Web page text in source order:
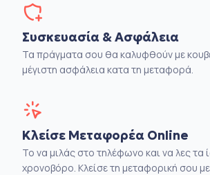
Συσκευασία & Ασφάλεια
Τα πράγματα σου θα καλυφθούν με
μέγιστη ασφάλεια κατα τη μεταφορά.
Κλείσε Μεταφορέα Online
Το να μιλάς στο τηλέφωνο και να λες τα
χρονοβόρο. Κλείσε τη μεταφορική σου με